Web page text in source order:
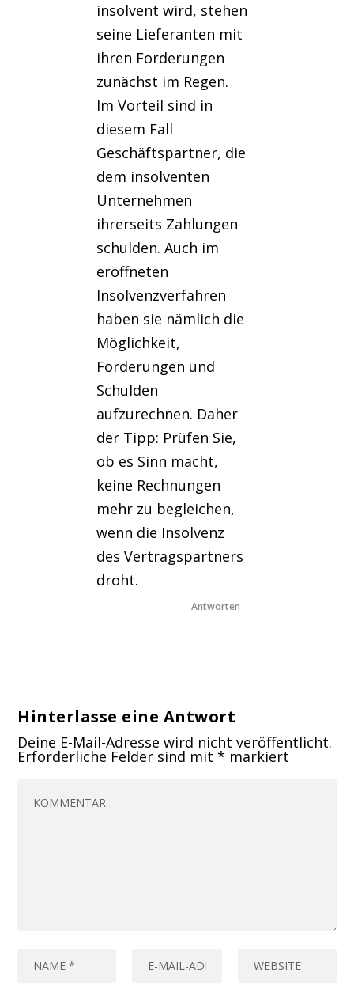
insolvent wird, stehen
seine Lieferanten mit
ihren Forderungen
zunächst im Regen.
Im Vorteil sind in
diesem Fall
Geschäftspartner, die
dem insolventen
Unternehmen
ihrerseits Zahlungen
schulden. Auch im
eröffneten
Insolvenzverfahren
haben sie nämlich die
Möglichkeit,
Forderungen und
Schulden
aufzurechnen. Daher
der Tipp: Prüfen Sie,
ob es Sinn macht,
keine Rechnungen
mehr zu begleichen,
wenn die Insolvenz
des Vertragspartners
droht.
Antworten
Hinterlasse eine Antwort
Deine E-Mail-Adresse wird nicht veröffentlicht.
Erforderliche Felder sind mit* markiert